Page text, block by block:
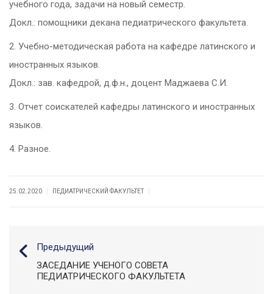
учебного года, задачи на новый семестр.
Докл.: помощники декана педиатрического факультета.
2. Учебно-методическая работа на кафедре латинского и
иностранных языков.
Докл.: зав. кафедрой, д.ф.н., доцент Маджаева С.И.
3. Отчет соискателей кафедры латинского и иностранных
языков.
4. Разное.
25.02.2020 ПЕДИАТРИЧЕСКИЙ ФАКУЛЬТЕТ
Предыдущий
ЗАСЕДАНИЕ УЧЕНОГО СОВЕТА
ПЕДИАТРИЧЕСКОГО ФАКУЛЬТЕТА